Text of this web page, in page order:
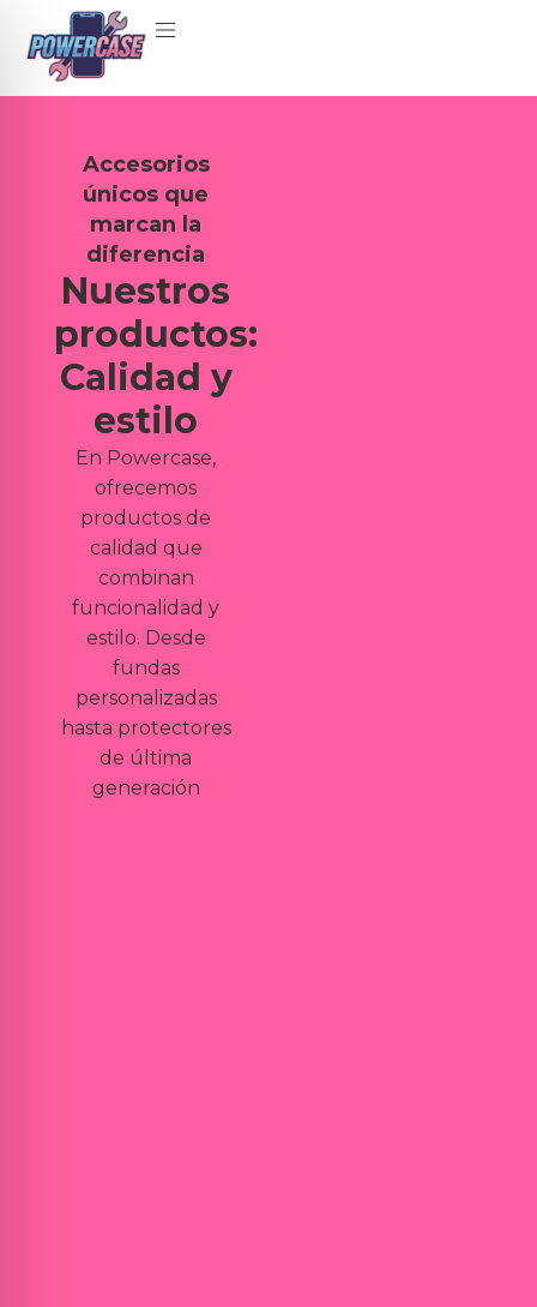
Accesorios
únicos que
marcan la
diferencia
Nuestros
productos:
Calidad y
estilo
En Powercase,
ofrecemos
productos de
calidad que
combinan
funcionalidad y
estilo. Desde
fundas
personalizadas
hasta protectores
de última
generación